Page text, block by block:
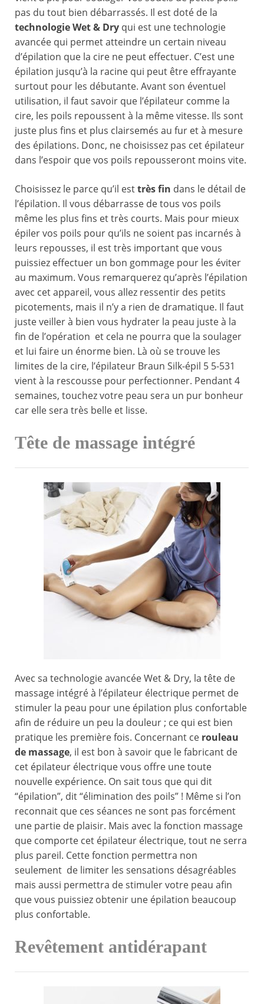
pas du tout bien débarrassés. Il est doté de la
technologie Wet & Dry qui est une technologie
avancée qui permet atteindre un certain niveau
d’épilation que la cire ne peut effectuer. C’est une
épilation jusqu’à la racine qui peut être effrayante
surtout pour les débutante. Avant son éventuel
utilisation, il faut savoir que l’épilateur comme la
cire, les poils repoussent à la même vitesse. Ils sont
juste plus fins et plus clairsemés au fur et à mesure
des épilations. Donc, ne choisissez pas cet épilateur
dans l’espoir que vos poils repousseront moins vite.
Choisissez le parce qu’il esttrès fin dans le détail de
l’épilation. Il vous débarrasse de tous vos poils
même les plus fins et très courts. Mais pour mieux
épiler vos poils pour qu’ils ne soient pas incarnés à
leurs repousses, il est très important que vous
puissiez effectuer un bon gommage pour les éviter
au maximum. Vous remarquerez qu’après l’épilation
avec cet appareil, vous allez ressentir des petits
picotements, mais il n’y a rien de dramatique. Il faut
juste veiller à bien vous hydrater la peau juste à la
fin de l’opération et cela ne pourra que la soulager
et lui faire un énorme bien. Là où se trouve les
limites de la cire, l’épilateur Braun Silk-épil 5 5-531
vient à la rescousse pour perfectionner. Pendant 4
semaines, touchez votre peau sera un pur bonheur
car elle sera très belle et lisse.
Tête de massage intégré
Avec sa technologie avancée Wet & Dry, la tête de
massage intégré à l’épilateur électrique permet de
stimuler la peau pour une épilation plus confortable
afin de réduire un peu la douleur ; ce qui est bien
pratique les première fois. Concernant ce rouleau
de massage, il est bon à savoir que le fabricant de
cet épilateur électrique vous offre une toute
nouvelle expérience. On sait tous que qui dit
“épilation”, dit “élimination des poils” ! Même si l’on
reconnait que ces séances ne sont pas forcément
une partie de plaisir. Mais avec la fonction massage
que comporte cet épilateur électrique, tout ne serra
plus pareil. Cette fonction permettra non
seulement de limiter les sensations désagréables
mais aussi permettra de stimuler votre peau afin
que vous puissiez obtenir une épilation beaucoup
plus confortable.
Revêtement antidérapant